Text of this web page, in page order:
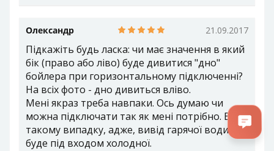
Олександр 21.09.2017
Підкажіть будь ласка: чи має значення в який
бік (право або ліво) буде дивитися "дно"
бойлера при горизонтальному підключенні?
На всіх фото - дно дивиться вліво.
Мені якраз треба навпаки. Ось думаю чи
можна підключати так як мені потрібно. В
такому випадку, адже, вивід гарячої води
буде під входом холодної.